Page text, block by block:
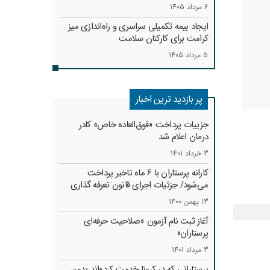
6 مرداد 1405
ایجاد بیمه تکمیلی سراسری و راه‌اندازی میز
کرامت برای کارکنان سلامت
5 مرداد 1405
پر بازدید ترین اخبار
جزییات پرداخت «فوق‌العاده خاص» کادر
درمان اعلام شد
3 خرداد 1401
کارانه‌ پرستاران با 6 ماه تاخیر پرداخت
می‌شود/ جزئیات اجرای قانون تعرفه گذاری
13 بهمن 1400
آغاز ثبت نام آزمون «صلاحیت حرفه‌ای
پرستاران»
3 مرداد 1401